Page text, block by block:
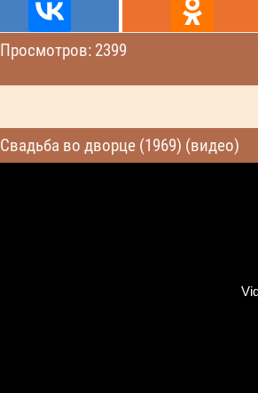
Просмотров: 2399
Свадьба во дворце (1969) (видео)